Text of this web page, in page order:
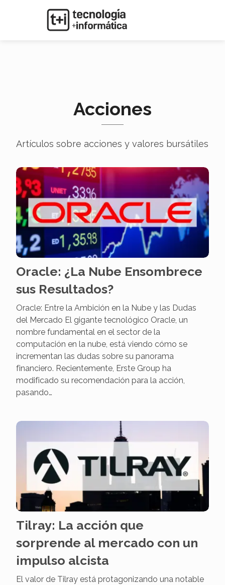
Acciones
Artículos sobre acciones y valores bursátiles
Oracle: ¿La Nube Ensombrece
sus Resultados?
Oracle: Entre la Ambición en la Nube y las Dudas
del Mercado El gigante tecnológico Oracle, un
nombre fundamental en el sector de la
computación en la nube, está viendo cómo se
incrementan las dudas sobre su panorama
financiero. Recientemente, Erste Group ha
modificado su recomendación para la acción,
pasando…
Tilray: La acción que
sorprende al mercado con un
impulso alcista
El valor de Tilray está protagonizando una notable